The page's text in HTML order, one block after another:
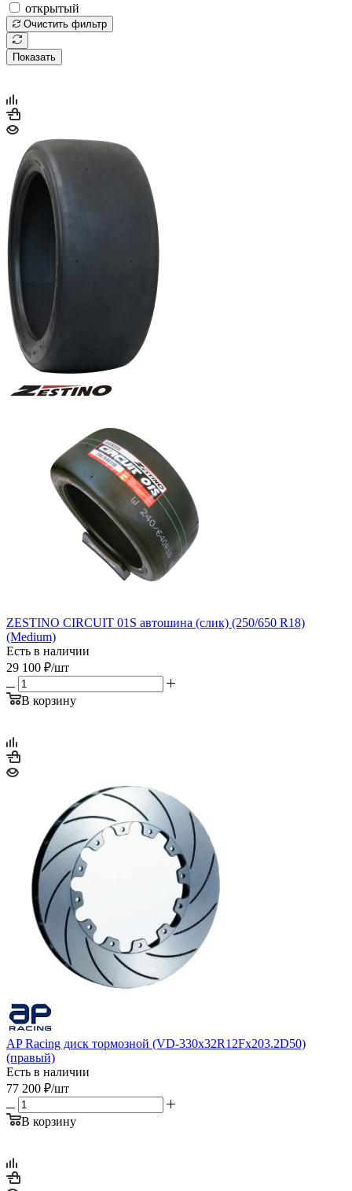
открытый
Очистить фильтр
Показать
ZESTINO CIRCUIT 01S автошина (слик) (250/650 R18)
(Medium)
Есть в наличии
29 100 ₽/шт
В корзину
AP Racing диск тормозной (VD-330x32R12Fx203.2D50)
(правый)
Есть в наличии
77 200 ₽/шт
В корзину